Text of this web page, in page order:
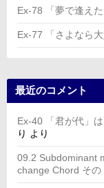
Ex-78 「夢で逢え
Ex-77 「さよなら
最近のコメント
Ex-40 「君が代」
り より
09.2 Subdominant
change Chord その